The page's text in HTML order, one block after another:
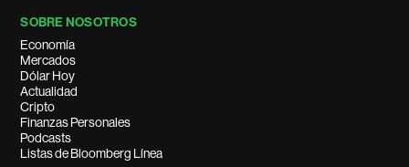
SOBRE NOSOTROS
Economía
Mercados
Dólar Hoy
Actualidad
Cripto
Finanzas Personales
Podcasts
Listas de Bloomberg Línea